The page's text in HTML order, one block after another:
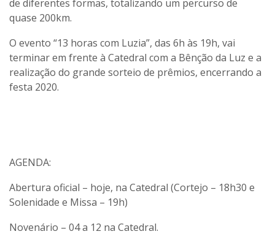
de diferentes formas, totalizando um percurso de
quase 200km.
O evento “13 horas com Luzia”, das 6h às 19h, vai
terminar em frente à Catedral com a Bênção da Luz e a
realização do grande sorteio de prêmios, encerrando a
festa 2020.
AGENDA:
Abertura oficial – hoje, na Catedral (Cortejo – 18h30 e
Solenidade e Missa – 19h)
Novenário – 04 a 12 na Catedral.